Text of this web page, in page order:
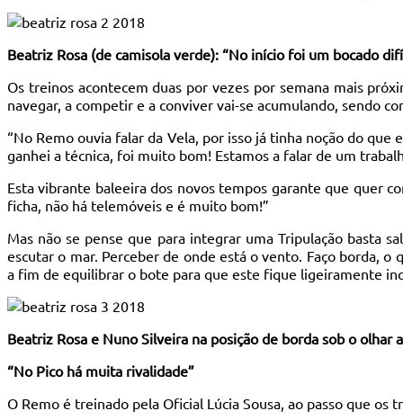
Beatriz Rosa (de camisola verde): “No início foi um bocado
Os treinos acontecem duas por vezes por semana mais
navegar, a competir e a conviver vai-se acumulando, sendo
“No Remo ouvia falar da Vela, por isso já tinha noção do
ganhei a técnica, foi muito bom! Estamos a falar de um
Esta vibrante baleeira dos novos tempos garante que quer
ficha, não há telemóveis e é muito bom!”
Mas não se pense que para integrar uma Tripulação basta
escutar o mar. Perceber de onde está o vento. Faço borda,
a fim de equilibrar o bote para que este fique ligeiramente
Beatriz Rosa e Nuno Silveira na posição de borda sob o olhar
“No Pico há muita rivalidade”
O Remo é treinado pela Oficial Lúcia Sousa, ao passo que